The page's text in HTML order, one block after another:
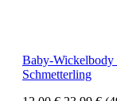
Baby-
Schmetterling